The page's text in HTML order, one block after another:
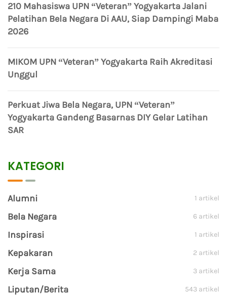
210 Mahasiswa UPN “Veteran” Yogyakarta Jalani
Pelatihan Bela Negara Di AAU, Siap Dampingi Maba
2026
MIKOM UPN “Veteran” Yogyakarta Raih Akreditasi
Unggul
Perkuat Jiwa Bela Negara, UPN “Veteran”
Yogyakarta Gandeng Basarnas DIY Gelar Latihan
SAR
KATEGORI
Alumni 1 artikel
Bela Negara 6 artikel
Inspirasi 1 artikel
Kepakaran 2 artikel
Kerja Sama 3 artikel
Liputan/Berita 543 artikel